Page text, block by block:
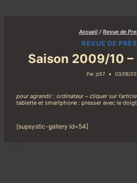
Accueil / Revue de
REVUE DE
Saison 2009/10 –
Par jz57 03/08/
pour agrandir : ordinateur – cliquer sur
tablette et smartphone : presser avec le
[supsystic-gallery id=54]